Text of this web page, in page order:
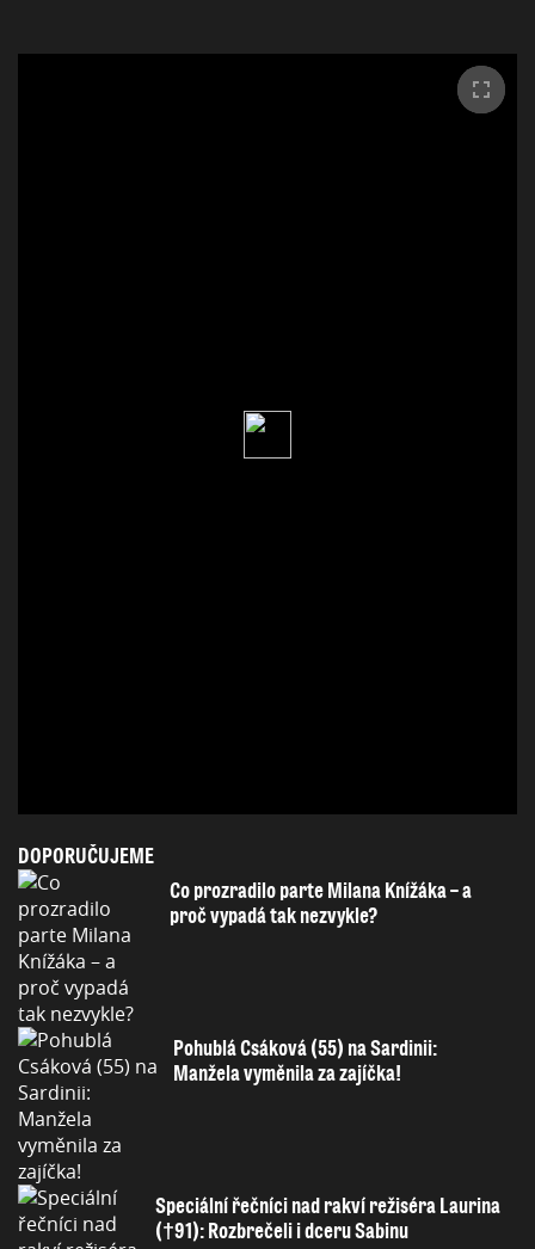
DOPORUČUJEME
Co prozradilo parte Milana Knížáka – a
proč vypadá tak nezvykle?
Pohublá Csáková (55) na Sardinii:
Manžela vyměnila za zajíčka!
Speciální řečníci nad rakví režiséra Laurina
(†91): Rozbrečeli i dceru Sabinu